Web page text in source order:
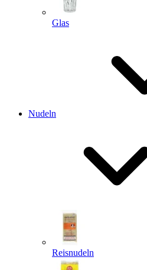
Glas
Nudeln
Reisnudeln